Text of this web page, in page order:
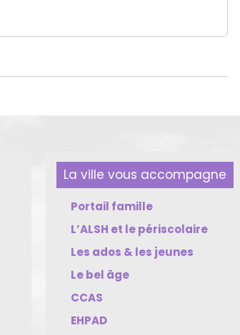
La ville vous accompagne
Portail famille
L’ALSH et le périscolaire
Les ados & les jeunes
Le bel âge
CCAS
EHPAD